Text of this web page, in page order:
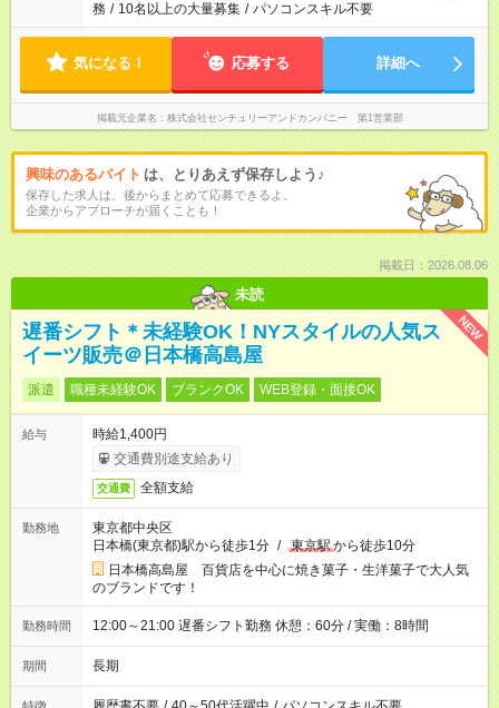
務 / 10名以上の大量募集 / パソコンスキル不要
気になる！ 応募する 詳細へ
掲載元企業名 株式会社センチュリーアンドカンパニー 第1営業部
興味のあるバイト は、とりあえず保存しよう♪
保存した求人は、後からまとめて応募できるよ。
企業からアプローチが届くことも！
掲載日：2026.08.06
未読
NEW
遅番シフト＊未経験OK！NYスタイルの人気ス
イーツ販売＠日本橋高島屋
派遣 職種未経験OK ブランクOK WEB登録・面接OK
給与
時給1,400円
交通費別途支給あり
交通費 全額支給
勤務地
東京都中央区
日本橋(東京都)駅から徒歩1分 / 東京駅から徒歩10分
日本橋高島屋 百貨店を中心に焼き菓子・生洋菓子で大人気
のブランドです！
勤務時間 12:00～21:00 遅番シフト勤務 休憩：60分 / 実働：8時間
期間 長期